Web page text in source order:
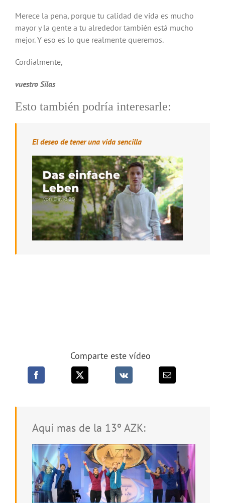
Merece la pena, porque tu calidad de vida es mucho
mayor y la gente a tu alrededor también está mucho
mejor. Y eso es lo que realmente queremos.
Cordialmente,
vuestro Silas
Esto también podría interesarle:
El deseo de tener una vida sencilla
Comparte este vídeo
Aquí mas de la 13º AZK: